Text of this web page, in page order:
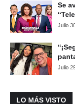
Se
Julio
Julio
LO MÁS VISTO